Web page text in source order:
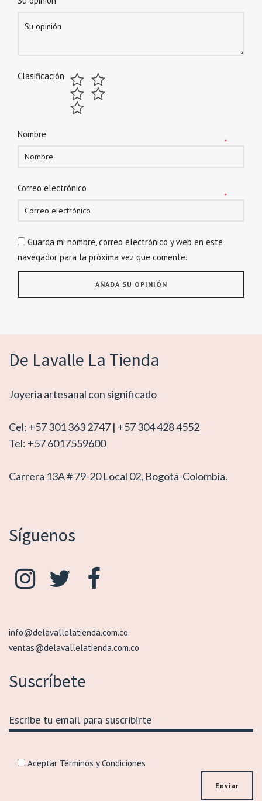
Clasificación
Nombre
*
Correo electrónico
*
Guarda mi nombre, correo electrónico y web en este
navegador para la próxima vez que comente.
De Lavalle La Tienda
Joyeria artesanal con significado
Cel: +57 301 363 2747 | +57 304 428 4552
Tel: +57 6017559600
Carrera 13A # 79-20 Local 02, Bogotá-Colombia.
Síguenos
info@delavallelatienda.com.co
ventas@delavallelatienda.com.co
Suscríbete
Aceptar Términos y Condiciones